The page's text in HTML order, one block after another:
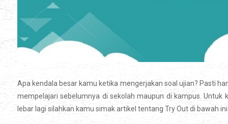
Apa kendala besar kamu ketika mengerjakan soal ujian? Pasti
mempelajari sebelumnya di sekolah maupun di kampus.
lebar lagi silahkan kamu simak artikel tentang Try Out di bawah